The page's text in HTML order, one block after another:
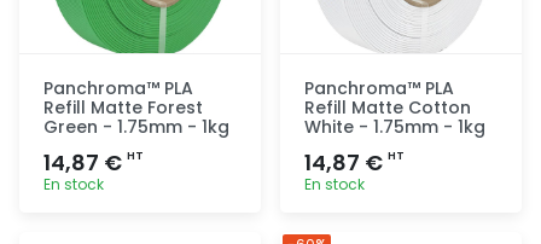
Panchroma™ PLA
Refill Matte Forest
Green - 1.75mm - 1kg
14,87 € HT
En stock
Panchroma™ PLA
Refill Matte Cotton
White - 1.75mm - 1kg
14,87 € HT
En stock